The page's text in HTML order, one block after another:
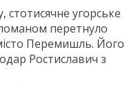
стотисячне угорське
перетнуло
Перемишль. Його
Ростиславич з